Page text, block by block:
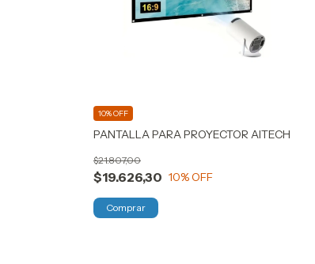
PANTALLA PARA PROYECTOR AITECH
$19.626,30
$21.807,00
10% OFF
10% OFF
Comprar